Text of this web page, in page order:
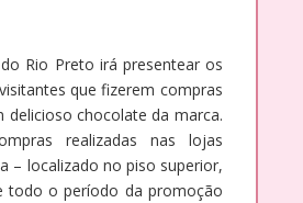
Rio Preto irá presentear os
que fizerem compras
delicioso chocolate da marca.
realizadas nas lojas
– localizado no piso superior,
todo o período da promoção